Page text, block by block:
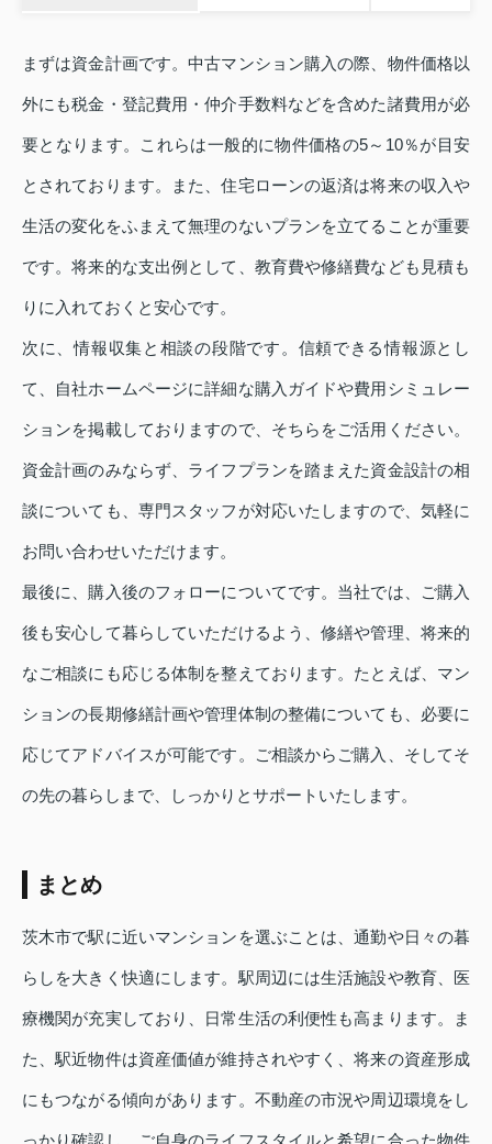
まずは資金計画です。中古マンション購入の際、物件価格以
外にも税金・登記費用・仲介手数料などを含めた諸費用が必
要となります。これらは一般的に物件価格の5～10％が目安
とされております。また、住宅ローンの返済は将来の収入や
生活の変化をふまえて無理のないプランを立てることが重要
です。将来的な支出例として、教育費や修繕費なども見積も
りに入れておくと安心です。
次に、情報収集と相談の段階です。信頼できる情報源とし
て、自社ホームページに詳細な購入ガイドや費用シミュレー
ションを掲載しておりますので、そちらをご活用ください。
資金計画のみならず、ライフプランを踏まえた資金設計の相
談についても、専門スタッフが対応いたしますので、気軽に
お問い合わせいただけます。
最後に、購入後のフォローについてです。当社では、ご購入
後も安心して暮らしていただけるよう、修繕や管理、将来的
なご相談にも応じる体制を整えております。たとえば、マン
ションの長期修繕計画や管理体制の整備についても、必要に
応じてアドバイスが可能です。ご相談からご購入、そしてそ
の先の暮らしまで、しっかりとサポートいたします。
まとめ
茨木市で駅に近いマンションを選ぶことは、通勤や日々の暮
らしを大きく快適にします。駅周辺には生活施設や教育、医
療機関が充実しており、日常生活の利便性も高まります。ま
た、駅近物件は資産価値が維持されやすく、将来の資産形成
にもつながる傾向があります。不動産の市況や周辺環境をし
っかり確認し、ご自身のライフスタイルと希望に合った物件